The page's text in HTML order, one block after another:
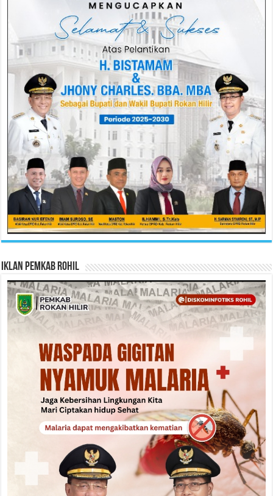
Iklan Pemkab Rohil